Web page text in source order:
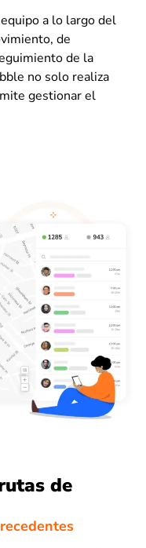
a lo largo del
de
de la
no solo realiza
gestionar el
de